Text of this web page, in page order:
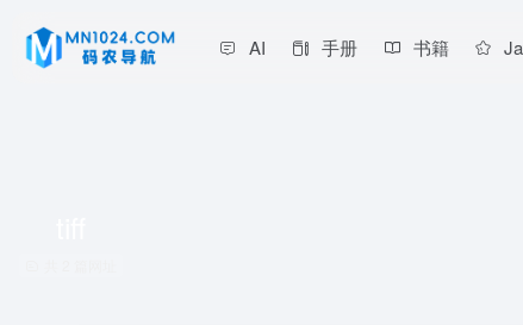
AI 手册 书籍